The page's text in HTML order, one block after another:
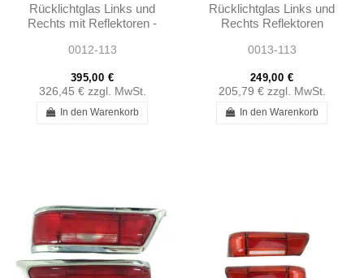
Rücklichtglas Links und
Rechts mit Reflektoren -
1138260156 -
0012-113
395,00 €
326,45 € zzgl. MwSt.
In den Warenkorb
Rücklichtglas Links und
Rechts Reflektoren
COUPE W113 280SL
0013-113
249,00 €
205,79 € zzgl. MwSt.
In den Warenkorb